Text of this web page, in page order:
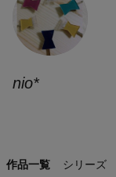
nio*
作品一覧 シリーズ